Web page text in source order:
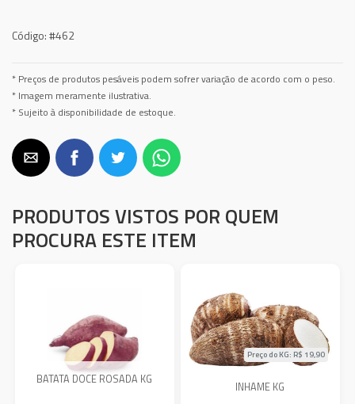
Código:#462
* Preços de produtos pesáveis podem sofrer variação de acordo com o peso.
* Imagem meramente ilustrativa.
* Sujeito à disponibilidade de estoque.
PRODUTOS VISTOS POR QUEM
PROCURA ESTE ITEM
BATATA DOCE ROSADA KG
INHAME KG
Preço do KG: R$ 19,90